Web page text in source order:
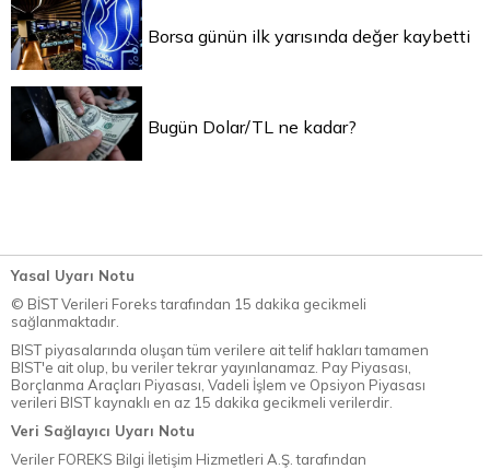
Borsa günün ilk yarısında değer kaybetti
Bugün Dolar/TL ne kadar?
Yasal Uyarı Notu
© BİST Verileri Foreks tarafından 15 dakika gecikmeli
sağlanmaktadır.
BIST piyasalarında oluşan tüm verilere ait telif hakları tamamen
BIST'e ait olup, bu veriler tekrar yayınlanamaz. Pay Piyasası,
Borçlanma Araçları Piyasası, Vadeli İşlem ve Opsiyon Piyasası
verileri BIST kaynaklı en az 15 dakika gecikmeli verilerdir.
Veri Sağlayıcı Uyarı Notu
Veriler FOREKS Bilgi İletişim Hizmetleri A.Ş. tarafından